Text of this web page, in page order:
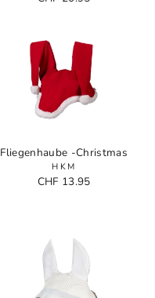
Fliegenhaube -Christmas
HKM
CHF 13.95